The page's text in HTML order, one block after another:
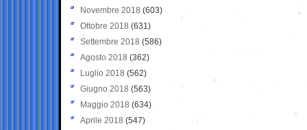
Novembre 2018 (603)
Ottobre 2018 (631)
Settembre 2018 (586)
Agosto 2018 (362)
Luglio 2018 (562)
Giugno 2018 (563)
Maggio 2018 (634)
Aprile 2018 (547)